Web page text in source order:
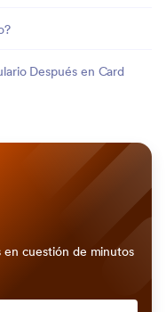
Después en Card
en cuestión de minutos